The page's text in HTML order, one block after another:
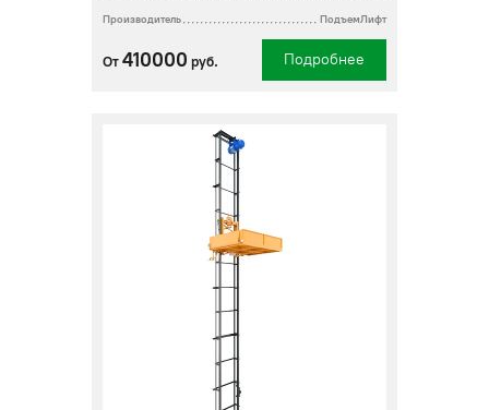
Производитель ПодъемЛифт
От 410000 руб. Подробнее